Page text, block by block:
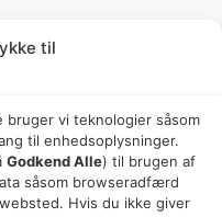
til
bruger vi teknologier såsom
til enhedsoplysninger.
Godkend Alle) til brugen af ​​
såsom browseradfærd
Hvis du ikke giver